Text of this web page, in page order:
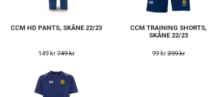
CCM HD PANTS, SKÅNE 22/23
149 kr749 kr
CCM TRAINING SHORTS,
SKÅNE 22/23
99 kr399 kr